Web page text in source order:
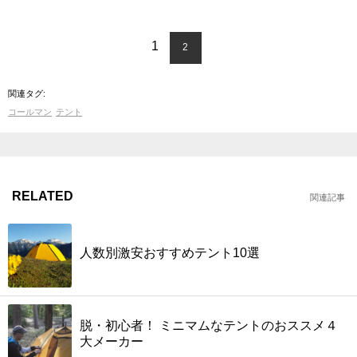
1 2
関連タグ:
コールマン テント
RELATED 関連記事
人数別激安おすすめテント10選
脱・初心者！ ミニマムなテントのおススメ４
大メーカー